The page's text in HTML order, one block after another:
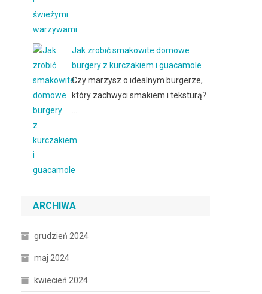
Jak zrobić smakowite domowe
burgery z kurczakiem i guacamole
Czy marzysz o idealnym burgerze,
który zachwyci smakiem i teksturą?
ARCHIWA
grudzień 2024
maj 2024
kwiecień 2024